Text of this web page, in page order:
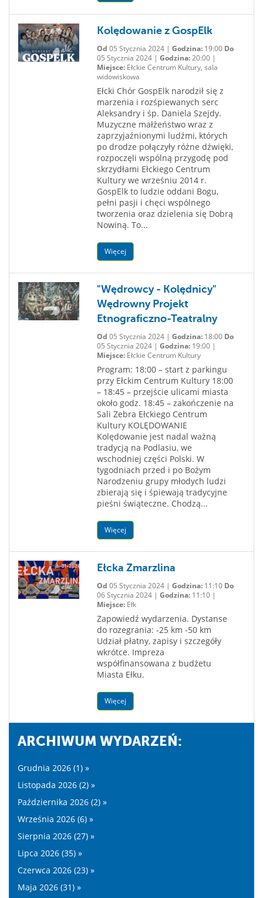
Kolędowanie z GospElk
Od 05 Stycznia 2024 | Godzina:19:00 Do
05 Stycznia 2024 | Godzina:20:00 |
Miejsce:Ełckie Centrum Kultury, sala
widowiskowa
Ełcki Chór GospElk narodził się z
marzenia i rozśpiewanych serc
Aleksandry i śp. Daniela Szejdy.
Muzyczne małżeństwo wraz z
zaprzyjaźnionymi ludźmi, których
po drodze połączyły różne dźwięki,
rozpoczęli wspólną przygodę pod
skrzydłami Ełckiego Centrum
Kultury we wrześniu 2014 r.
GospElk to ludzie oddani Bogu,
pełni pasji i chęci wspólnego
tworzenia oraz dzielenia się Dobrą
Nowiną. To...
Więcej
"Wędrowcy - Kolędnicy"
Wędrowny Projekt
Etnograficzno-Teatralny
Od 05 Stycznia 2024 | Godzina:18:00 Do
05 Stycznia 2024 | Godzina:19:00 |
Miejsce:Ełckie Centrum Kultury
Program: 18:00 – start z parkingu
przy Ełckim Centrum Kultury 18:00
– 18:45 – przejście ulicami miasta
około godz. 18:45 – zakończenie na
Sali Zebra Ełckiego Centrum
Kultury KOLĘDOWANIE
Kolędowanie jest nadal ważną
tradycją na Podlasiu, we
wschodniej części Polski. W
tygodniach przed i po Bożym
Narodzeniu grupy młodych ludzi
zbierają się i śpiewają tradycyjne
pieśni świąteczne. Chodzą...
Więcej
Ełcka Zmarzlina
Od 05 Stycznia 2024 | Godzina:11:10 Do
06 Stycznia 2024 | Godzina:11:10 |
Miejsce:Ełk
Zapowiedź wydarzenia. Dystanse
do rozegrania: -25 km -50 km
Udział płatny, zapisy i szczegóły
wkrótce. Impreza
współfinansowana z budżetu
Miasta Ełku.
Więcej
ARCHIWUM WYDARZEŃ:
Grudnia 2026 (1) »
Listopada 2026 (2) »
Października 2026 (2) »
Września 2026 (6) »
Sierpnia 2026 (27) »
Lipca 2026 (35) »
Czerwca 2026 (23) »
Maja 2026 (31) »